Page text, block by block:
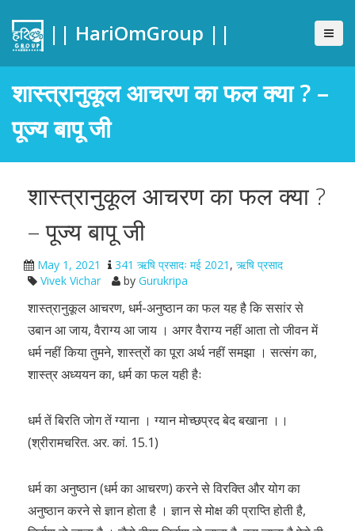
|| HariOmGroup ||
शास्त्रानुकूल आचरण का फल क्या ? –
पूज्य बापू जी
शास्त्रानुकूल आचरण का फल क्या ?
– पूज्य बापू जी
May 1, 2021 341 ऋषि प्रसादः मई 2021 , ऋषि प्रसाद
Vivek Vichar
by Gurukripa
शास्त्रानुकूल आचरण, धर्म-अनुष्ठान का फल यह है कि ससांर से
उबान आ जाय, वैराग्य आ जाय । अगर वैराग्य नहीं आता तो जीवन में
धर्म नहीं किया तुमने, शास्त्रों का पूरा अर्थ नहीं समझा । सत्संग का,
शास्त्र अध्ययन का, धर्म का फल यही हैः
धर्म तें बिरति जोग तें ग्याना । ग्यान मोच्छप्रद बेद बखाना ।।
(श्रीरामचरित. अर. कां. 15.1)
धर्म का अनुष्ठान (धर्म का आचरण) करने से विरक्ति और योग का
अनुष्ठान करने से ज्ञान होता है । ज्ञान से मोक्ष की प्राप्ति होती है,